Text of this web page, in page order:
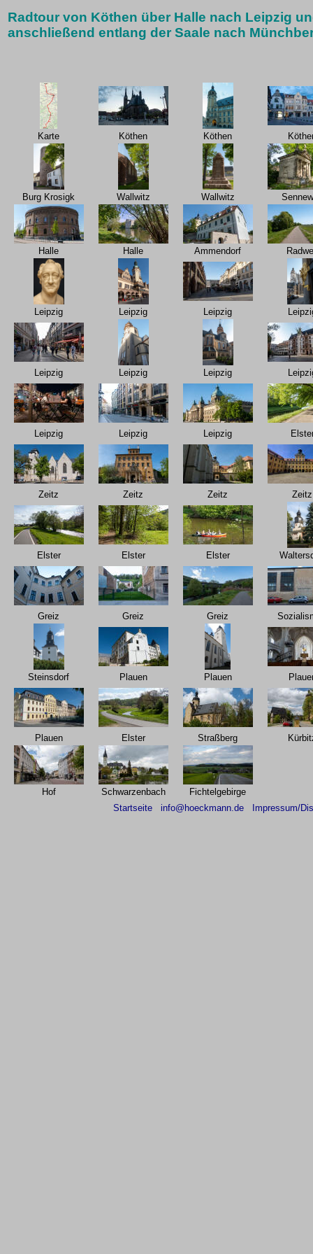
Radtour von Köthen über Halle nach Leipzig
anschließend entlang der Saale nach
Karte Köthen Köthen
Burg Krosigk Wallwitz Wallwitz
Halle Halle Ammendorf
Leipzig Leipzig Leipzig
Leipzig Leipzig Leipzig
Leipzig Leipzig Leipzig
Zeitz Zeitz Zeitz Zeitz
Elster Elster Elster
Greiz Greiz Greiz
Steinsdorf Plauen Plauen
Plauen Elster Straßberg
Hof Schwarzenbach
Fichtelgebirge
Startseite
info@hoeckmann.de Impressum/